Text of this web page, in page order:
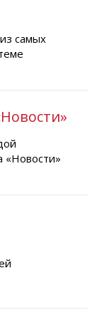
самых
«Новости»